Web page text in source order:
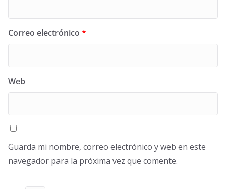
Correo electrónico *
Web
Guarda mi nombre, correo electrónico y web en este
navegador para la próxima vez que comente.